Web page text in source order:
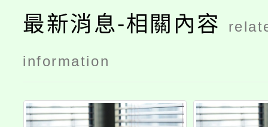
最新消息-相關內容
information